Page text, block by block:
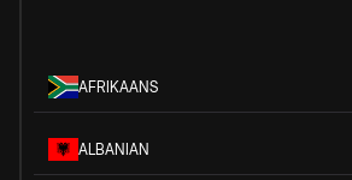
AFRIKAANS
ALBANIAN